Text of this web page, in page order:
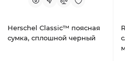
Herschel Classic™ поясная
сумка, сплошной черный